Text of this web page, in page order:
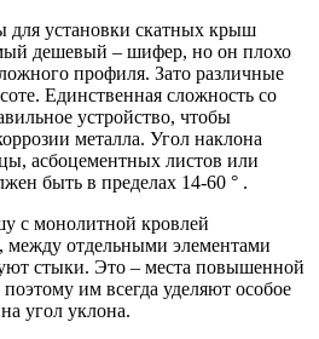
для установки скатных крыш
дешевый – шифер, но он плохо
профиля. Зато различные
Единственная сложность со
устройство, чтобы
металла. Угол наклона
асбоцементных листов или
быть в пределах 14-60 ° .
с монолитной кровлей
между отдельными элементами
стыки. Это – места повышенной
им всегда уделяют особое
угол уклона.